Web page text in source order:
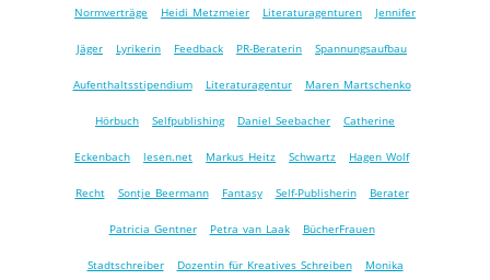
Normverträge Heidi Metzmeier Literaturagenturen Jennifer
Jäger Lyrikerin Feedback PR-Beraterin Spannungsaufbau
Aufenthaltsstipendium Literaturagentur Maren Martschenko
Hörbuch Selfpublishing Daniel Seebacher Catherine
Eckenbach lesen.net Markus Heitz Schwartz Hagen Wolf
Recht Sontje Beermann Fantasy Self-Publisherin Berater
Patricia Gentner Petra van Laak BücherFrauen
Stadtschreiber Dozentin für Kreatives Schreiben Monika